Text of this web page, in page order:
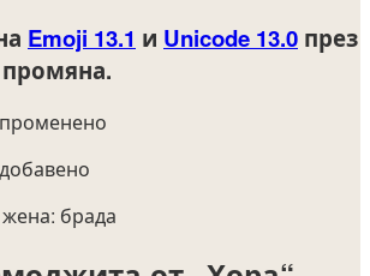
Emoji 13.1 и Unicode 13.0 през
жена: брада